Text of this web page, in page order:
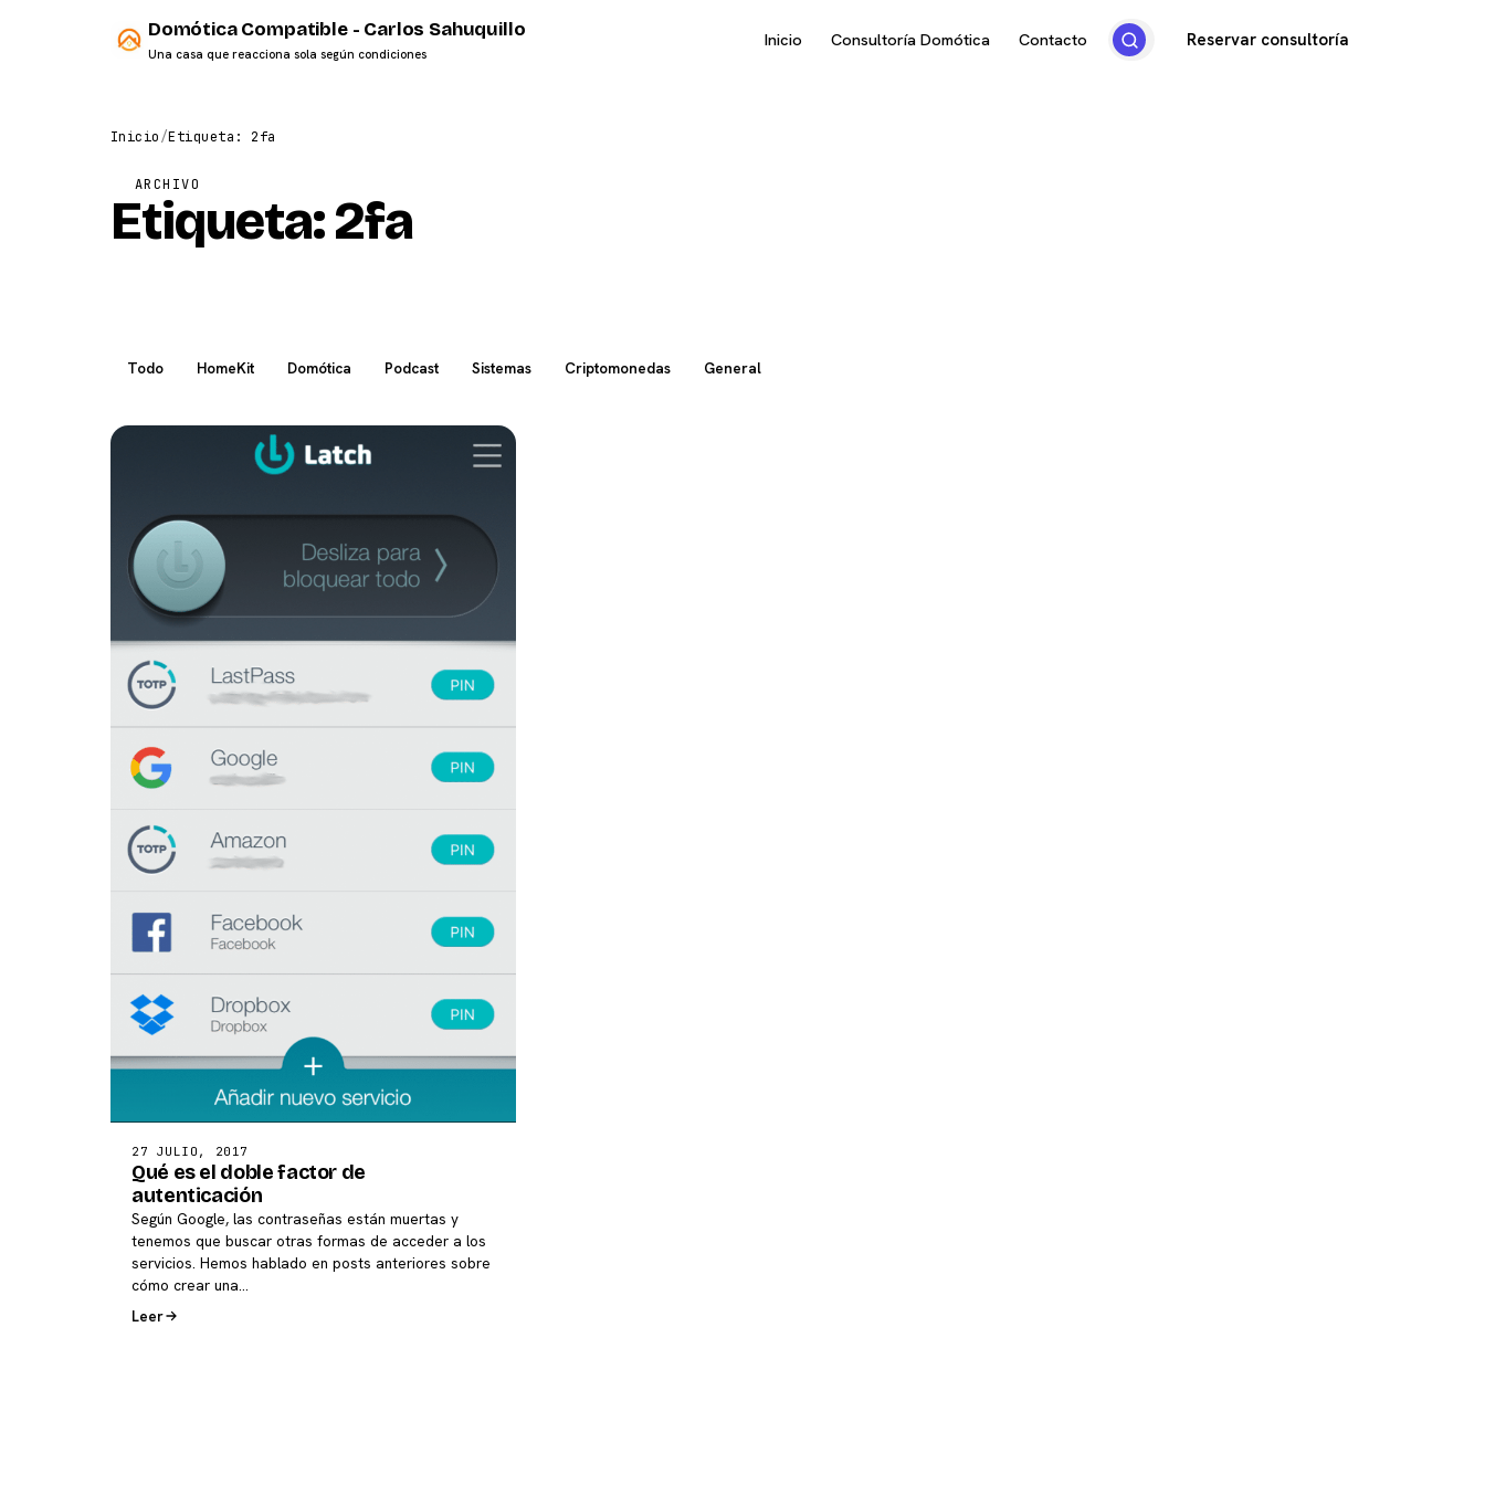
Domótica Compatible - Carlos Sahuquillo
Una casa que reacciona sola según condiciones
Inicio Consultoría Domótica Contacto Reservar consultoría
Inicio/Etiqueta: 2fa
ARCHIVO
Etiqueta:2fa
Todo HomeKit Domótica Podcast Sistemas Criptomonedas General
27 JULIO, 2017
Qué es el doble factor de
autenticación
Según Google, las contraseñas están muertas y
tenemos que buscar otras formas de acceder a los
servicios. Hemos hablado en posts anteriores sobre
cómo crear una…
Leer